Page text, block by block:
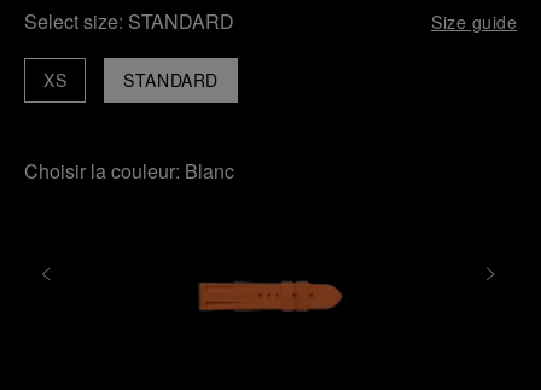
Select size: STANDARD Size guide
STANDARD
XS
Choisir la couleur: Blanc